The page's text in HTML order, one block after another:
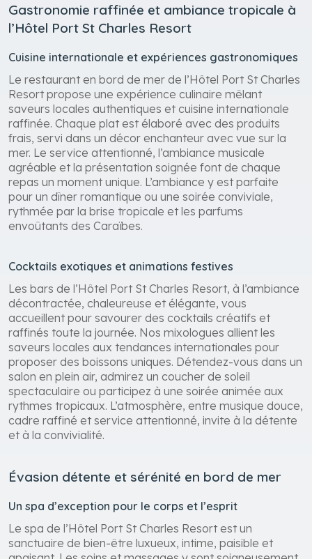
Gastronomie raffinée et ambiance tropicale à
l’Hôtel Port St Charles Resort
Cuisine internationale et expériences gastronomiques
Le restaurant en bord de mer de l’Hôtel Port St Charles
Resort propose une expérience culinaire mêlant
saveurs locales authentiques et cuisine internationale
raffinée. Chaque plat est élaboré avec des produits
frais, servi dans un décor enchanteur avec vue sur la
mer. Le service attentionné, l’ambiance musicale
agréable et la présentation soignée font de chaque
repas un moment unique. L’ambiance y est parfaite
pour un dîner romantique ou une soirée conviviale,
rythmée par la brise tropicale et les parfums
envoûtants des Caraïbes.
Cocktails exotiques et animations festives
Les bars de l’Hôtel Port St Charles Resort, à l’ambiance
décontractée, chaleureuse et élégante, vous
accueillent pour savourer des cocktails créatifs et
raffinés toute la journée. Nos mixologues allient les
saveurs locales aux tendances internationales pour
proposer des boissons uniques. Détendez-vous dans un
salon en plein air, admirez un coucher de soleil
spectaculaire ou participez à une soirée animée aux
rythmes tropicaux. L’atmosphère, entre musique douce,
cadre raffiné et service attentionné, invite à la détente
et à la convivialité.
Évasion détente et sérénité en bord de mer
Un spa d’exception pour le corps et l’esprit
Le spa de l’Hôtel Port St Charles Resort est un
sanctuaire de bien-être luxueux, intime, paisible et